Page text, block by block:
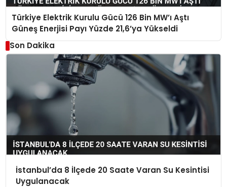
Türkiye Elektrik Kurulu Gücü 126 Bin MW’ı Aştı
Güneş Enerjisi Payı Yüzde 21,6’ya Yükseldi
Son Dakika
İstanbul’da 8 İlçede 20 Saate Varan Su Kesintisi
Uygulanacak